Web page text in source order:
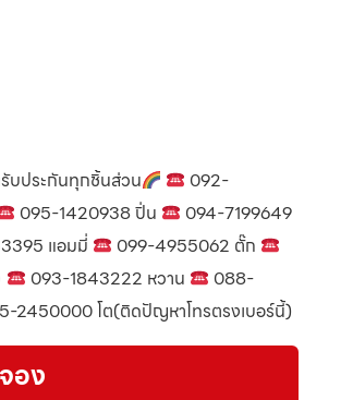
บประกันทุกชิ้นส่วน
092-
095-1420938 ปิ่น
094-7199649
แอมมี่
099-4955062 ตั๊ก
093-1843222 หวาน
088-
2450000 โต(ติดปัญหาโทรตรงเบอร์นี้)
อง